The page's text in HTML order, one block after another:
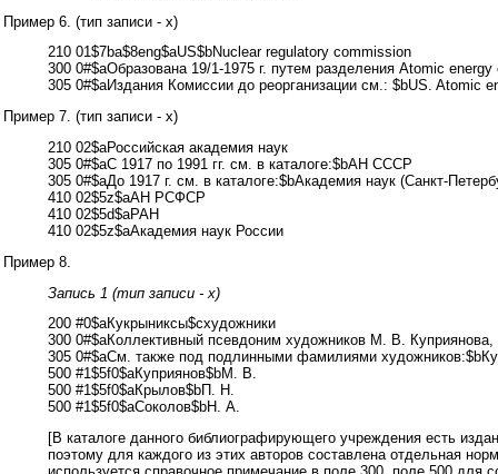
Пример 6. (тип записи - x)
210 01$7ba$8eng$aUS$bNuclear regulatory commission
300 0#$aОбразована 19/1-1975 г. путем разделения Atomic
305 0#$aИздания Комиссии до реорганизации см.: $bUS. Atomic
Пример 7. (тип записи - x)
210 02$aРоссийская академия наук
305 0#$aC 1917 по 1991 гг. см. в каталоге:$bАН СССР
305 0#$aДо 1917 г. см. в каталоге:$bАкадемия наук (Санкт-
410 02$5z$aАН РСФСР
410 02$5d$aРАН
410 02$5z$aАкадемия наук России
Пример 8.
Запись 1 (тип записи - x)
200 #0$aКукрыниксы$cхудожники
300 0#$aКоллективный псевдоним художников М. В.
305 0#$aСм. также под подлинными фамилиями
500 #1$5f0$aКуприянов$bМ. В.
500 #1$5f0$aКрылов$bП. Н.
500 #1$5f0$aСоколов$bН. А.
[В каталоге данного библиографирующего учреждения есть
поэтому для каждого из этих авторов составлена отдельная